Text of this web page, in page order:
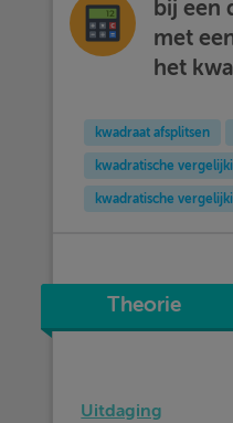
bij een
met
het
kwadraat afsplitsen
kwadratische
kwadratische
Theorie
Uitdaging